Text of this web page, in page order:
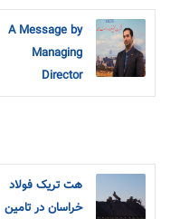
A Message by
Managing
Director
هت تریک فولاد
خراسان در تامین